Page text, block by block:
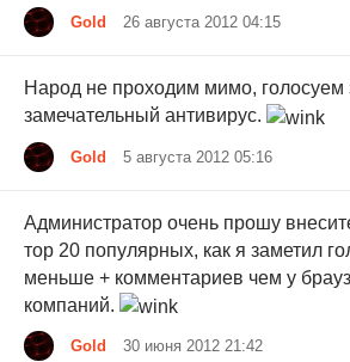
Gold 26 августа 2012 04:15
Народ не проходим мимо, голосуем
замечательный антивирус.
Gold 5 августа 2012 05:16
Администратор очень прошу
тор 20 популярных, как я заметил
меньше + комментариев чем у
компаний.
Gold 30 июня 2012 21:42